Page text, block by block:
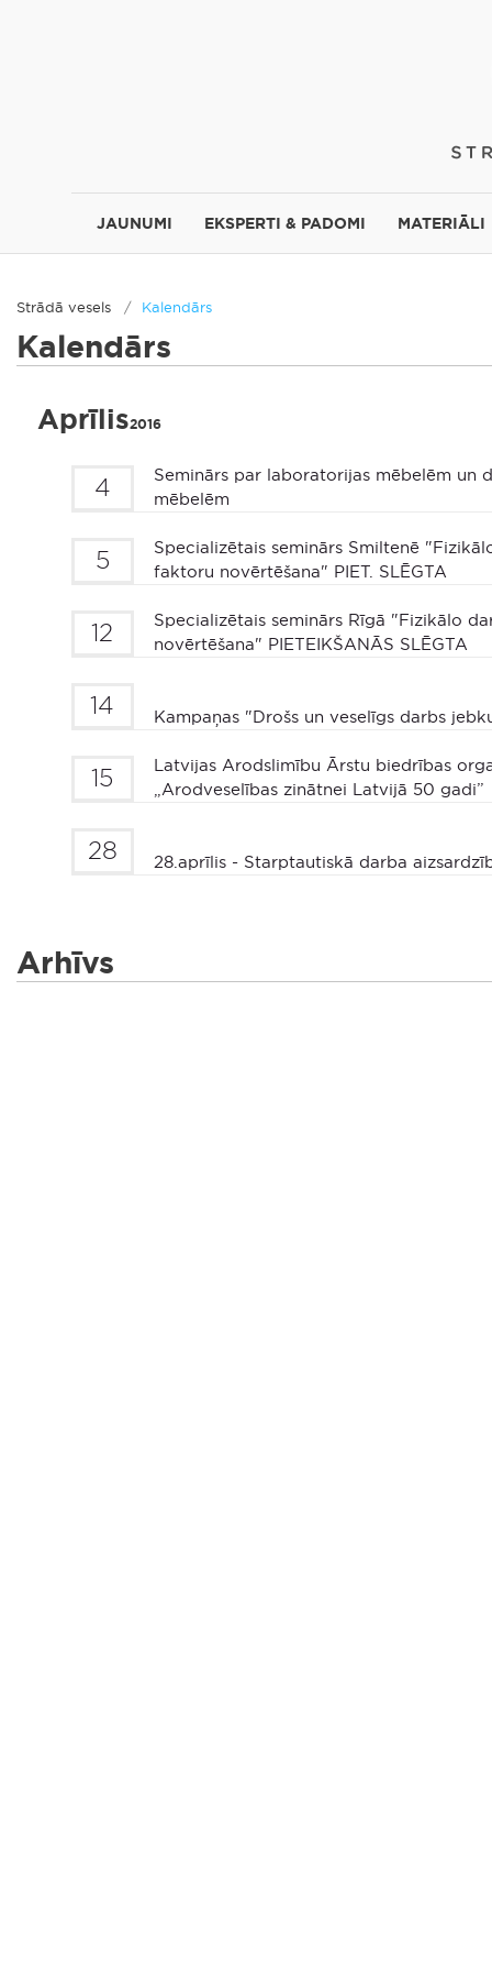
JAUNUMI EKSPERTI & PADOMI MATERIĀLI
Strādā vesels Kalendārs
Kalendārs
Aprīlis2016
4
Seminārs par laboratorijas mēbelēm un
mēbelēm
5
Specializētais seminārs Smiltenē
faktoru novērtēšana" PIET. SLĒGTA
12
Specializētais seminārs Rīgā "Fizikālo
novērtēšana" PIETEIKŠANĀS SLĒGTA
14 Kampaņas "Drošs un veselīgs darbs
15
Latvijas Arodslimību Ārstu biedrības
„Arodveselības zinātnei Latvijā 50 gadi”
28 28.aprīlis - Starptautiskā darba
Arhīvs